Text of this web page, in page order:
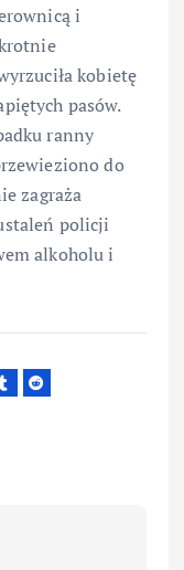
i
kobietę
pasów.
ranny
do
zagraża
policji
alkoholu i